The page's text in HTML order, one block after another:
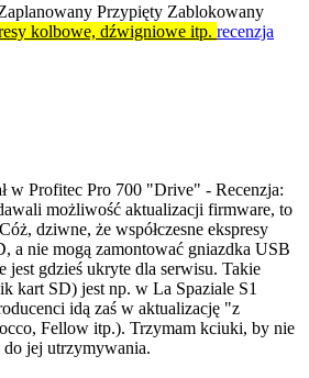
Przypięty Zablokowany
kolbowe, dźwigniowe itp. recenzja
w Profitec Pro 700 "Drive" - Recenzja:
możliwość aktualizacji firmware, to
dziwne, że współczesne ekspresy
a nie mogą zamontować gniazdka USB
jest gdzieś ukryte dla serwisu. Takie
kart SD) jest np. w La Spaziale S1
idą zaś w aktualizację "z
Fellow itp.). Trzymam kciuki, by nie
do jej utrzymywania.